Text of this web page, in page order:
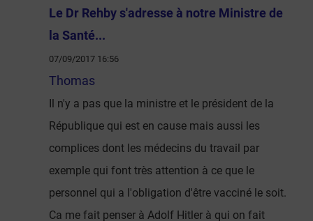
Le Dr Rehby s'adresse à notre Ministre de
la Santé...
07/09/2017 16:56
Thomas
Il n'y a pas que la ministre et le président de la
République qui est en cause mais aussi les
complices dont les médecins du travail par
exemple qui font très attention à ce que le
personnel qui a l'obligation d'être vacciné le soit.
Ca me fait penser à Adolf Hitler à qui on fait